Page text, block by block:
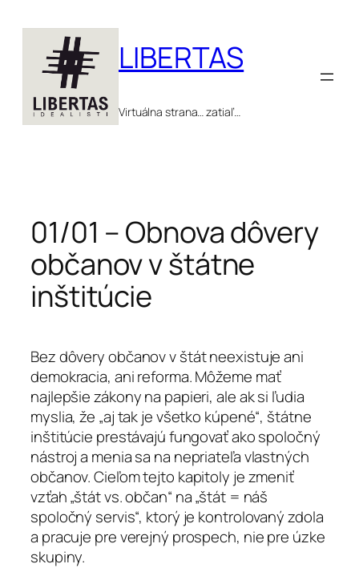
obsah
LIBERTAS
Virtuálna strana… zatiaľ…
01/01 – Obnova dôvery
občanov v štátne
inštitúcie
Bez dôvery občanov v štát neexistuje ani
demokracia, ani reforma. Môžeme mať
najlepšie zákony na papieri, ale ak si ľudia
myslia, že „aj tak je všetko kúpené“, štátne
inštitúcie prestávajú fungovať ako spoločný
nástroj a menia sa na nepriateľa vlastných
občanov. Cieľom tejto kapitoly je zmeniť
vzťah „štát vs. občan“ na „štát = náš
spoločný servis“, ktorý je kontrolovaný zdola
a pracuje pre verejný prospech, nie pre úzke
skupiny.